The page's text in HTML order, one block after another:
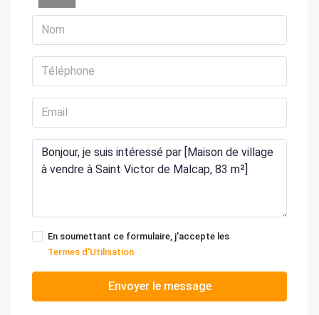
En soumettant ce formulaire, j'accepte les
Termes d'Utilisation
Envoyer le message